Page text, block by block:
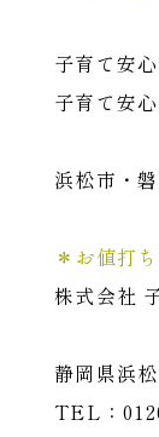
子育て安
子育て安
浜松市・
＊お値打
株式会社
静岡県浜
TEL：